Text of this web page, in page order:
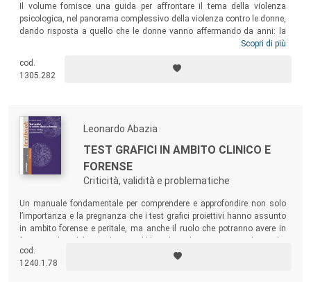
Il volume fornisce una guida per affrontare il tema della violenza
psicologica, nel panorama complessivo della violenza contro le donne,
dando risposta a quello che le donne vanno affermando da anni: la
violenza psicologica è anche più lesiva e dannosa della violenza fisica.
Pronto Soccorso le vittime di violenza psicologica; intervenire e ridurre
gli aspetti emergenziali del disagio; registrare nel referto,
Scopri di più
cod.
1305.282
Leonardo Abazia
TEST GRAFICI IN AMBITO CLINICO E
FORENSE
Criticità, validità e problematiche
Un manuale fondamentale per comprendere e approfondire non solo
l’importanza e la pregnanza che i test grafici proiettivi hanno assunto
in ambito forense e peritale, ma anche il ruolo che potranno avere in
iniziano a interfacciarsi con tali strumenti, così come da colleghi
psicologi che già se ne avvalgono sia nella pratica clinica che in quella
cod.
1240.1.78